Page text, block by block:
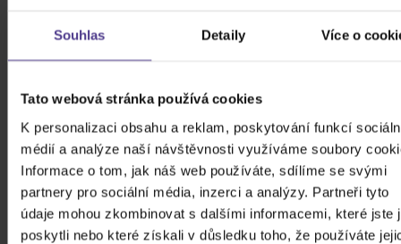
Souhlas Detaily Více o
Tato webová stránka používá cookies
K personalizaci obsahu a reklam, poskytování funkcí
médií a analýze naší návštěvnosti využíváme soubory
Informace o tom, jak náš web používáte, sdílíme se svými
partnery pro sociální média, inzerci a analýzy. Partneři tyto
údaje mohou zkombinovat s dalšími informacemi, které jste
poskytli nebo které získali v důsledku toho, že používáte
ZOBRAZIT VŠECHNY
Landa Daniel: Platinum collection
Skladem 343 Kč